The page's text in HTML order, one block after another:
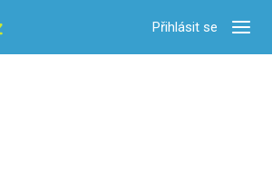
Přihlásit se